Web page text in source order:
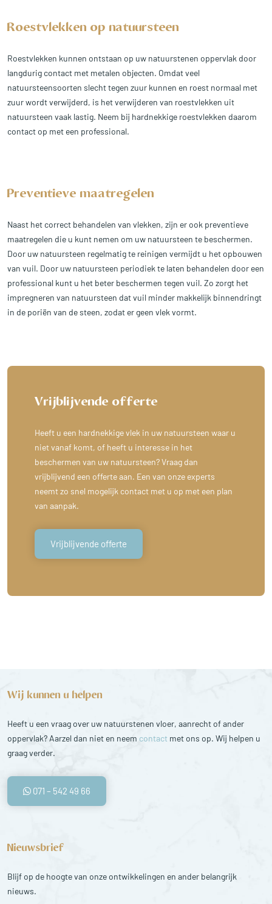
Roestvlekken op natuursteen
Roestvlekken kunnen ontstaan op uw natuurstenen oppervlak door
langdurig contact met metalen objecten. Omdat veel
natuursteensoorten slecht tegen zuur kunnen en roest normaal met
zuur wordt verwijderd, is het verwijderen van roestvlekken uit
natuursteen vaak lastig. Neem bij hardnekkige roestvlekken daarom
contact op met een professional.
Preventieve maatregelen
Naast het correct behandelen van vlekken, zijn er ook preventieve
maatregelen die u kunt nemen om uw natuursteen te beschermen.
Door uw natuursteen regelmatig te reinigen vermijdt u het opbouwen
van vuil. Door uw natuursteen periodiek te laten behandelen door een
professional kunt u het beter beschermen tegen vuil. Zo zorgt het
impregneren van natuursteen dat vuil minder makkelijk binnendringt
in de poriën van de steen, zodat er geen vlek vormt.
Vrijblijvende offerte
Heeft u een hardnekkige vlek in uw natuursteen waar u
niet vanaf komt, of heeft u interesse in het
beschermen van uw natuursteen? Vraag dan
vrijblijvend een offerte aan. Een van onze experts
neemt zo snel mogelijk contact met u op met een plan
van aanpak.
Vrijblijvende offerte
Wij kunnen u helpen
Heeft u een vraag over uw natuurstenen vloer, aanrecht of ander
oppervlak? Aarzel dan niet en neem contact met ons op. Wij helpen u
graag verder.
071 – 542 49 66
Nieuwsbrief
Blijf op de hoogte van onze ontwikkelingen en ander belangrijk
nieuws.